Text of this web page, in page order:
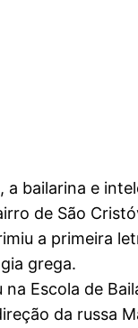
bailarina e
de São
a primeira
grega.
Escola de
da russa